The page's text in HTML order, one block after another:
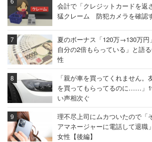
会計で「クレジットカードを返
猛クレーム 防犯カメラを確認
夏のボーナス「120万→130万円
自分の2倍もらっている」と語
性
「親が車を買ってくれません
を買ってもらってるのに……」
い声相次ぐ
理不尽上司にムカついたので「
アマネージャーに電話して退職
女性【後編】